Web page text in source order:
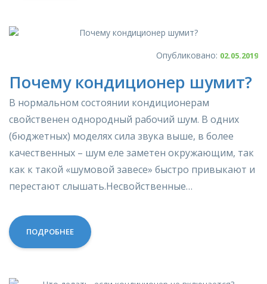
Опубликовано: 02.05.2019
Почему кондиционер шумит?
В нормальном состоянии кондиционерам
свойственен однородный рабочий шум. В одних
(бюджетных) моделях сила звука выше, в более
качественных – шум еле заметен окружающим, так
как к такой «шумовой завесе» быстро привыкают и
перестают слышать.Несвойственные…
ПОДРОБНЕЕ